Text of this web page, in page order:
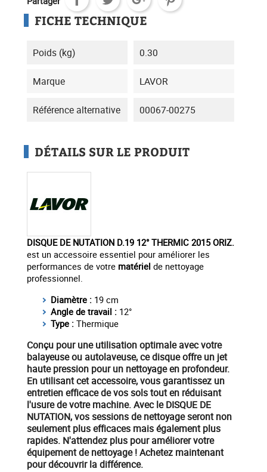
FICHE TECHNIQUE
Poids (kg) 0.30
Marque LAVOR
Référence alternative 00067-00275
DÉTAILS SUR LE PRODUIT
DISQUE DE NUTATION D.19 12° THERMIC 2015 ORIZ.
est un accessoire essentiel pour améliorer les
performances de votre matériel de nettoyage
professionnel.
Diamètre : 19 cm
Angle de travail : 12°
Type : Thermique
Conçu pour une utilisation optimale avec votre
balayeuse ou autolaveuse, ce disque offre un jet
haute pression pour un nettoyage en profondeur.
En utilisant cet accessoire, vous garantissez un
entretien efficace de vos sols tout en réduisant
l'usure de votre machine. Avec leDISQUE DE
NUTATION, vos sessions de nettoyage seront non
seulement plus efficaces mais également plus
rapides. N'attendez plus pour améliorer votre
équipementde nettoyage !Achetez maintenant
pour découvrir la différence.